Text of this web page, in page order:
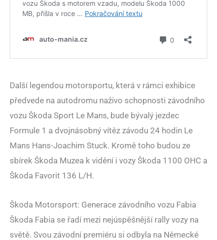
Další legendou motorsportu, která v rámci exhibice
předvede na autodromu naživo schopnosti závodního
vozu Škoda Sport Le Mans, bude bývalý jezdec
Formule 1 a dvojnásobný vítěz závodu 24 hodin Le
Mans Hans-Joachim Stuck. Kromě toho budou ze
sbírek Škoda Muzea k vidění i vozy Škoda 1100 OHC a
Škoda Favorit 136 L/H.
Škoda Motorsport: Generace závodního vozu Fabia
Škoda Fabia se řadí mezi nejúspěšnější rally vozy na
světě. Svou závodní premiéru si odbyla na Německé